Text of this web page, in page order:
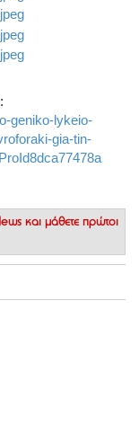
geniko-lykeio-
gia-tin-
και μάθετε πρώτοι